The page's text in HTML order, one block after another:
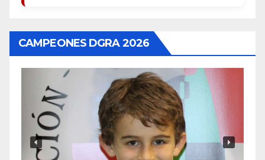
CAMPEONES DGRA 2026